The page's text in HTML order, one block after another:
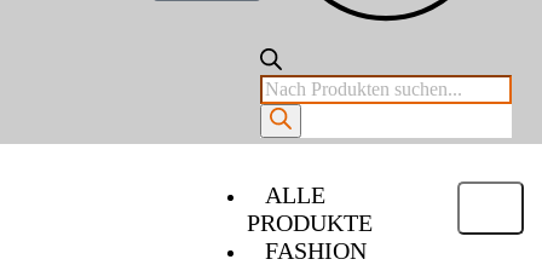
ALLE
PRODUKTE
FASHION